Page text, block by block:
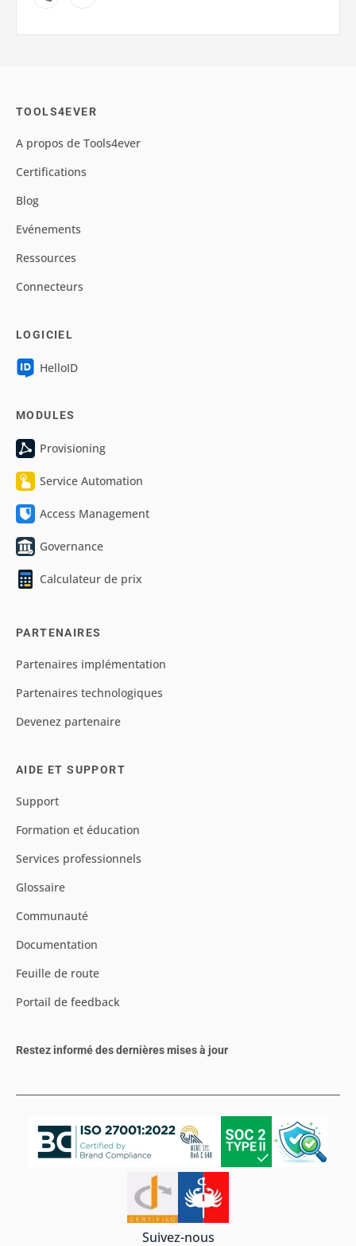
TOOLS4EVER
A propos de Tools4ever
Certifications
Blog
Evénements
Ressources
Connecteurs
LOGICIEL
HelloID
MODULES
Provisioning
Service Automation
Access Management
Governance
Calculateur de prix
PARTENAIRES
Partenaires implémentation
Partenaires technologiques
Devenez partenaire
AIDE ET SUPPORT
Support
Formation et éducation
Services professionnels
Glossaire
Communauté
Documentation
Feuille de route
Portail de feedback
Restez informé des dernières mises à jour
Suivez-nous